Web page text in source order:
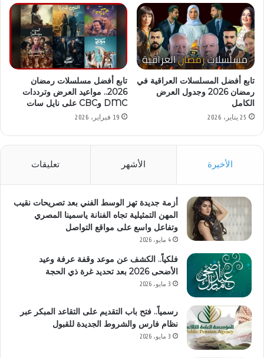
تابع أفضل المسلسلات العراقية في
رمضان 2026 وجدول العرض
الكامل
25 يناير، 2026
تابع أفضل مسلسلات رمضان
2026.. مواعيد العرض وترددات
DMC وCBC على نايل سات
19 فبراير، 2026
الأخيرة الأشهر تعليقات
أزمة جديدة تهز الوسط الفني بعد تصريحات نقيب
المهن التمثيلية تجاه الفنانة ياسمينا المصري
وتفاعل واسع على مواقع التواصل
4 مايو، 2026
فلكياً.. الكشف عن موعد وقفة عرفة وعيد
الأضحى 2026 بعد تحديد غرة ذي الحجة
3 مايو، 2026
رسمياً.. فتح باب التقديم على التقاعد المبكر عبر
نظام فارس والشروط الجديدة للقبول
3 مايو، 2026